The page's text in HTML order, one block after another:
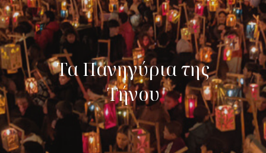
Τα Πανηγύρια της
Τήνου